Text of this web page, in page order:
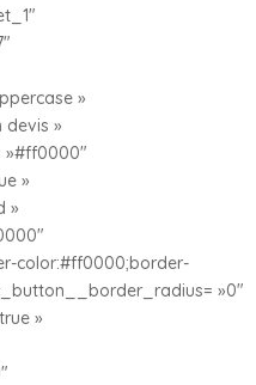
»
»
»
»
color:#ff0000;border-
»0″
»